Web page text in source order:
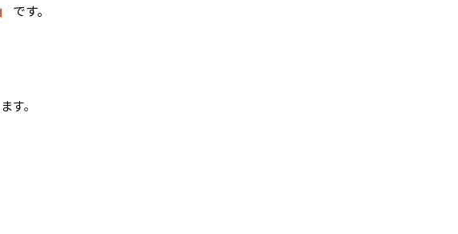
です。
す。